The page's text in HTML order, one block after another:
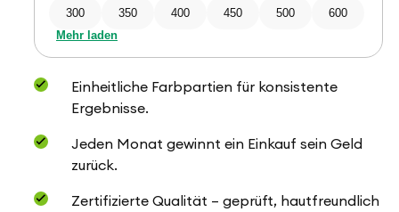
300 350 400 450 500
600
Mehr laden
Einheitliche Farbpartien für konsistente
Ergebnisse.
Jeden Monat gewinnt ein Einkauf sein Geld
zurück.
Zertifizierte Qualität – geprüft, hautfreundlich